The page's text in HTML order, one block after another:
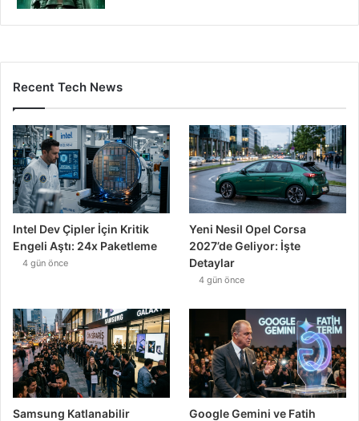
Recent Tech News
Intel Dev Çipler İçin Kritik
Engeli Aştı: 24x Paketleme
4 gün önce
Yeni Nesil Opel Corsa
2027’de Geliyor: İşte
Detaylar
4 gün önce
Samsung Katlanabilir
Google Gemini ve Fatih